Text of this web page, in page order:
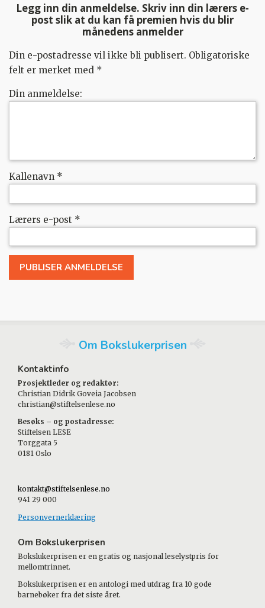
Legg inn din anmeldelse. Skriv inn din lærers e-
post slik at du kan få premien hvis du blir
månedens anmelder
Din e-postadresse vil ikke bli publisert. Obligatoriske
felt er merket med *
Din anmeldelse:
Kallenavn *
Lærers e-post *
Om Bokslukerprisen
Kontaktinfo
Prosjektleder og redaktør:
Christian Didrik Goveia Jacobsen
christian@stiftelsenlese.no
Besøks – og postadresse:
Stiftelsen LESE
Torggata 5
0181 Oslo
kontakt@stiftelsenlese.no
941 29 000
Personvernerklæring
Om Bokslukerprisen
Bokslukerprisen er en gratis og nasjonal leselystpris for
mellomtrinnet.
Bokslukerprisen er en antologi med utdrag fra 10 gode
barnebøker fra det siste året.